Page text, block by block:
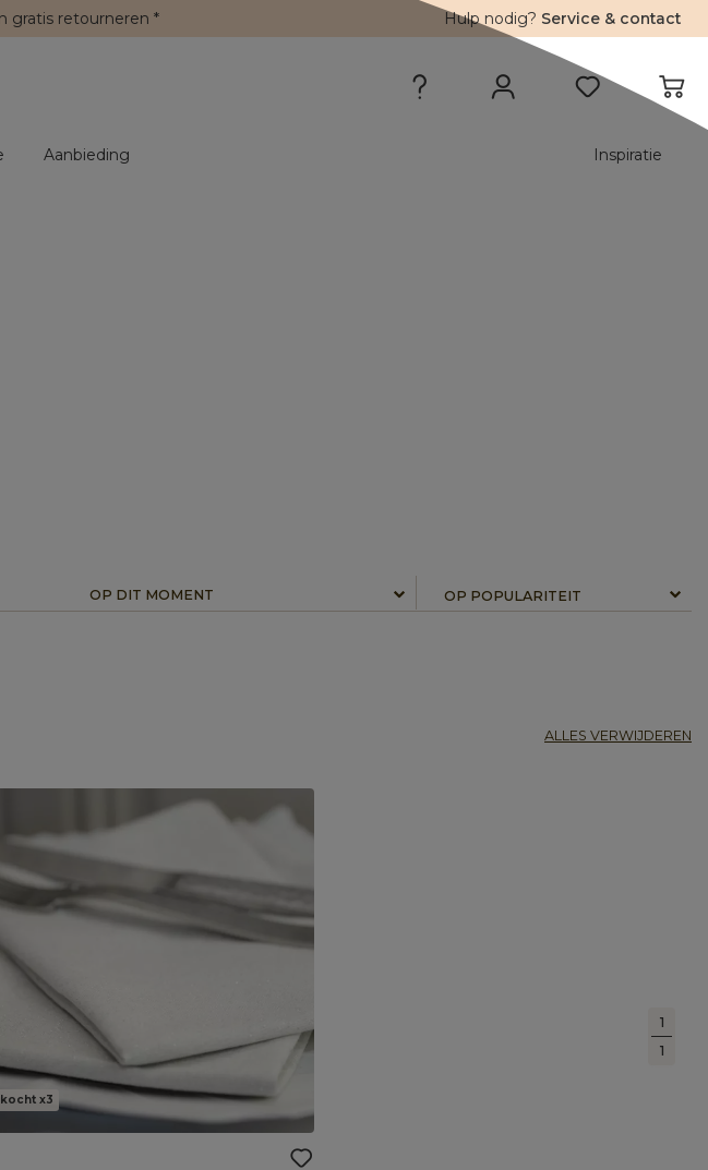
gratis retourneren * Hulp nodig? Service & contact
Aanbieding Inspiratie
OP DIT MOMENT
ALLES VERWIJDEREN
1
1
x3